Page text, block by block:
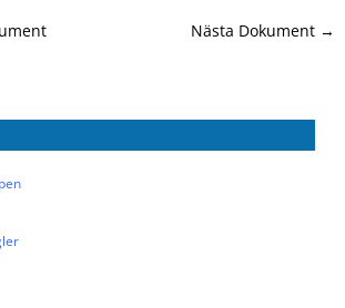
Nästa Dokument →